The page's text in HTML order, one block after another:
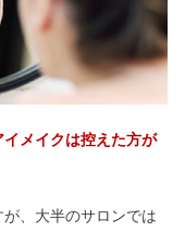
イメイクは控えた方が
、大半のサロンでは